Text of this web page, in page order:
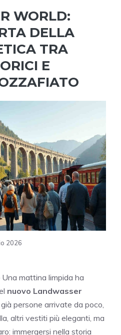
WORLD:
DELLA
TRA
E
2026
mattina limpida ha
nuovo Landwasser
già persone arrivate da poco,
altri vestiti più eleganti, ma
immergersi nella storia